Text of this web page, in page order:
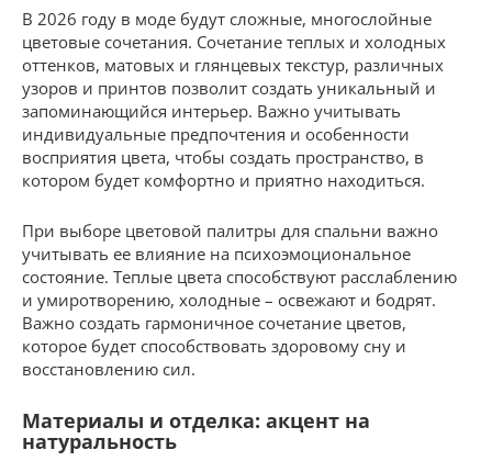
В 2026 году в моде будут сложные, многослойные
цветовые сочетания. Сочетание теплых и холодных
оттенков, матовых и глянцевых текстур, различных
узоров и принтов позволит создать уникальный и
запоминающийся интерьер. Важно учитывать
индивидуальные предпочтения и особенности
восприятия цвета, чтобы создать пространство, в
котором будет комфортно и приятно находиться.
При выборе цветовой палитры для спальни важно
учитывать ее влияние на психоэмоциональное
состояние. Теплые цвета способствуют расслаблению
и умиротворению, холодные – освежают и бодрят.
Важно создать гармоничное сочетание цветов,
которое будет способствовать здоровому сну и
восстановлению сил.
Материалы и отделка: акцент на
натуральность